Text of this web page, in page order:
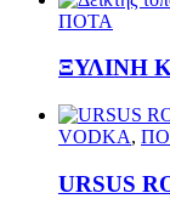
ΠΟΤΑ
ΞΥΛΙΝΗ
VODKA,
URSUS